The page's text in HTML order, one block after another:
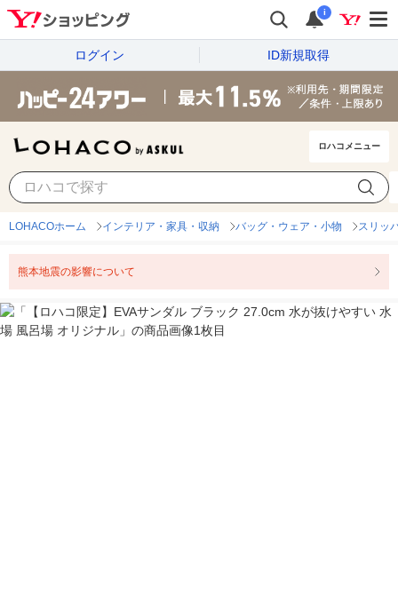
i
ログイン ID新規取得
ロハコメニュー
LOHACOホーム インテリア・家具・収納 バッグ・ウェア・小物 スリッ
熊本地震の影響について